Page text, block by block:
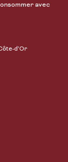
avec
d’Or